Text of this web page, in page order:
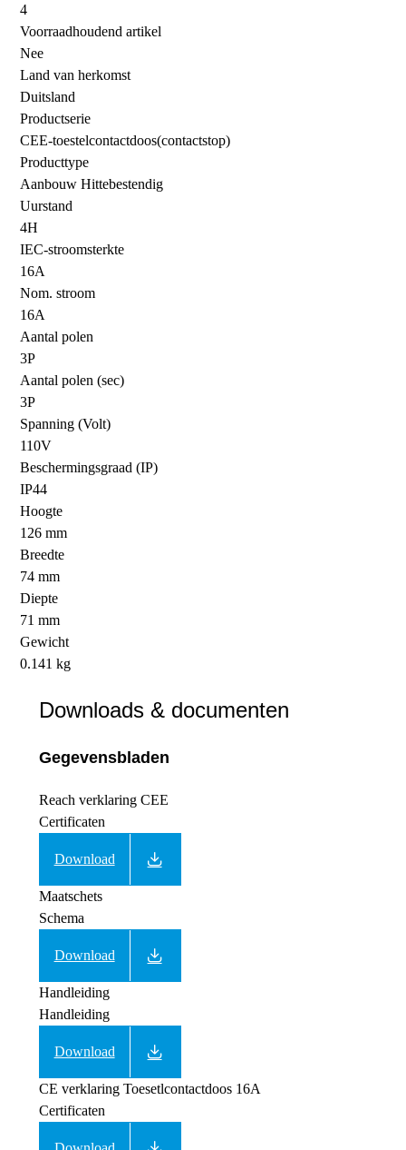
4
Voorraadhoudend artikel
Nee
Land van herkomst
Duitsland
Productserie
CEE-toestelcontactdoos(contactstop)
Producttype
Aanbouw Hittebestendig
Uurstand
4H
IEC-stroomsterkte
16A
Nom. stroom
16A
Aantal polen
3P
Aantal polen (sec)
3P
Spanning (Volt)
110V
Beschermingsgraad (IP)
IP44
Hoogte
126 mm
Breedte
74 mm
Diepte
71 mm
Gewicht
0.141 kg
Downloads & documenten
Gegevensbladen
Reach verklaring CEE
Certificaten
Download
Maatschets
Schema
Download
Handleiding
Handleiding
Download
CE verklaring Toesetlcontactdoos 16A
Certificaten